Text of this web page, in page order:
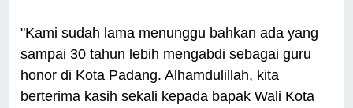
"Kami sudah lama menunggu bahkan ada yang
sampai 30 tahun lebih mengabdi sebagai guru
honor di Kota Padang. Alhamdulillah, kita
berterima kasih sekali kepada bapak Wali Kota